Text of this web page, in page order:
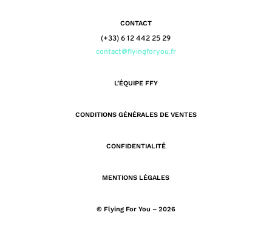
CONTACT
(+33) 6 12 442 25 29
contact@flyingforyou.fr
L’ÉQUIPE FFY
CONDITIONS GÉNÉRALES DE VENTES
CONFIDENTIALITÉ
MENTIONS LÉGALES
© Flying For You – 2026